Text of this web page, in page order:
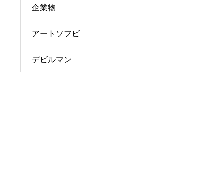
企業物
アートソフビ
デビルマン